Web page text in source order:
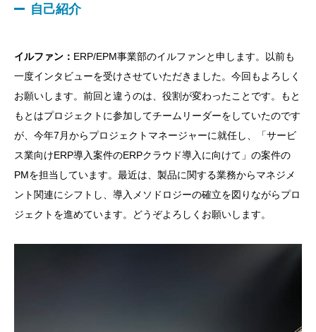
自己紹介
イルファン： ERP/EPM事業部のイルファンと申します。以前も
一度インタビューを受けさせていただきました。今回もよろしく
お願いします。前回と違うのは、役割が変わったことです。もと
もとはプロジェクトに参加してチームリーダーをしていたのです
が、今年7月からプロジェクトマネージャーに就任し、「サービ
ス業向けERP導入案件のERPクラウド導入に向けて」の案件の
PMを担当しています。最近は、製品に関する業務からマネジメ
ント関連にシフトし、導入メソドロジーの確立を図りながらプロ
ジェクトを進めています。どうぞよろしくお願いします。